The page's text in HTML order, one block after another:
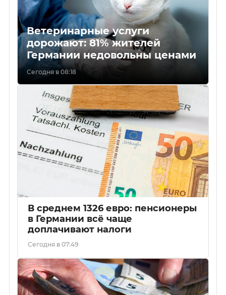
Ветеринарные услуги
дорожают: 81% жителей
Германии недовольны ценами
Сегодня в 08:18
В среднем 1326 евро: пенсионеры
в Германии всё чаще
доплачивают налоги
Сегодня в 07:49